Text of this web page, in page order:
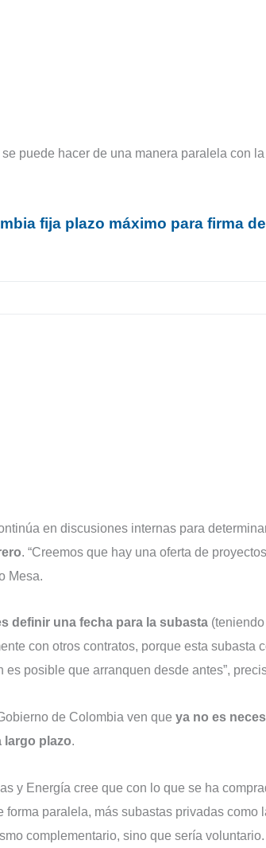
puede hacer de una manera paralela con
fija plazo máximo para firma
en discusiones internas para
. “Creemos que hay una oferta de
Mesa.
definir una fecha para la subasta
con otros contratos, porque esta subasta
es posible que arranquen desde antes”,
de Colombia ven que ya no es
largo plazo.
y Energía cree que con lo que se ha
forma paralela, más subastas privadas como
complementario, sino que sería voluntario.